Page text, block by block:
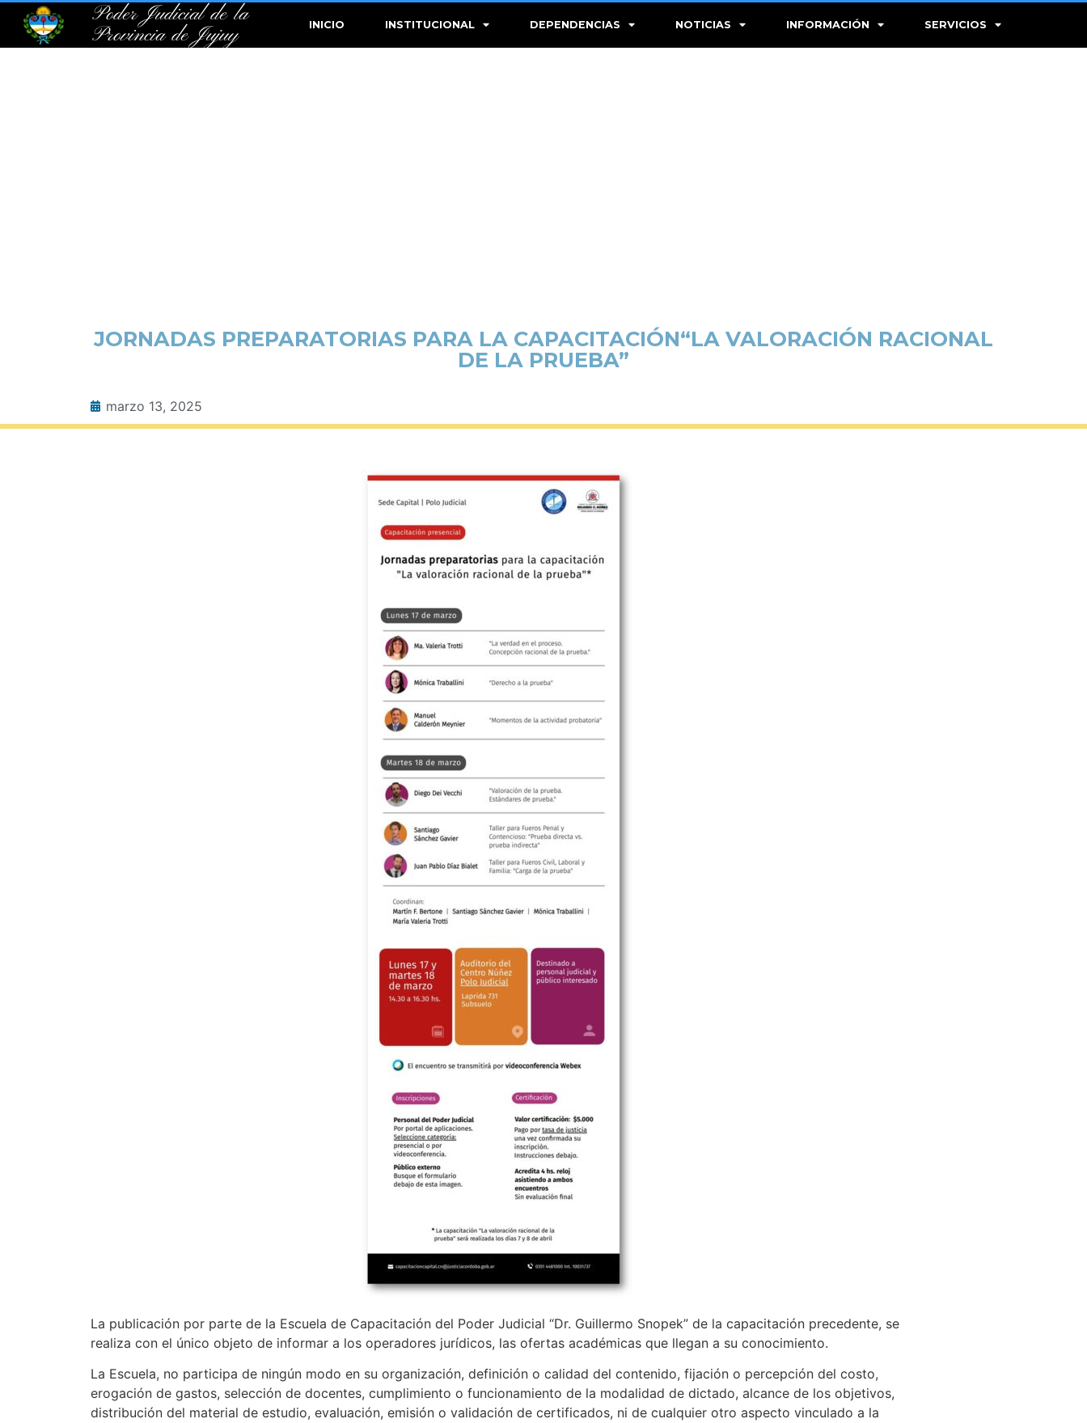
Poder Judicial de la
Provincia de Jujuy
INICIO INSTITUCIONAL DEPENDENCIAS NOTICIAS INFORMACIÓN SERVICIOS
JORNADAS PREPARATORIAS PARA LA CAPACITACIÓN“LA VALORACIÓN RACIONAL
DE LA PRUEBA”
marzo 13, 2025
La publicación por parte de la Escuela de Capacitación del Poder Judicial “Dr. Guillermo Snopek” de la capacitación precedente, se
realiza con el único objeto de informar a los operadores jurídicos, las ofertas académicas que llegan a su conocimiento.
La Escuela, no participa de ningún modo en su organización, definición o calidad del contenido, fijación o percepción del costo,
erogación de gastos, selección de docentes, cumplimiento o funcionamiento de la modalidad de dictado, alcance de los objetivos,
distribución del material de estudio, evaluación, emisión o validación de certificados, ni de cualquier otro aspecto vinculado a la